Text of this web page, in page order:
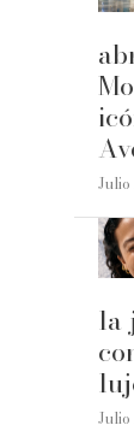
Julio
la
Julio